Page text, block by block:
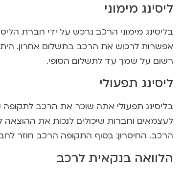
ליסינג מימוני
בליסינג מימוני הרכב נרכש על ידי חברת
אפשרות לרכוש את הרכב בתשלום אחרון.
רשום על שמך עד לתשלום הסופי.
ליסינג תפעולי
בליסינג תפעולי אתה שוכר את הרכב לתקופה
לעצמאים וחברות שיכולים לנכות את
הרכב. החיסרון: בסוף התקופה הרכב חוזר
הלוואה בנקאית לרכב